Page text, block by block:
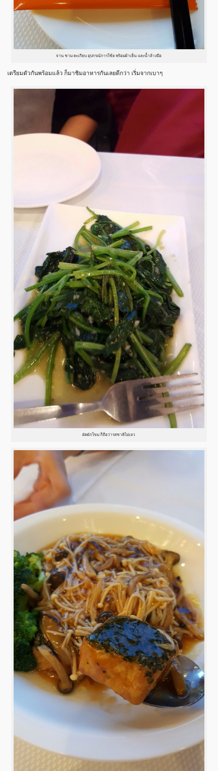
จาน ชาม ตะเกียบ อุปกรณ์การโซ้ย พร้อมผ้าเย็น และน้ำล้างมือ
เตรียมตัวกันพร้อมแล้ว ก็มาชิมอาหารกันเลยดีกว่า เริ่มจากเบาๆ
ผัดผักโขม ก็ถือว่ารสชาติไม่เลว